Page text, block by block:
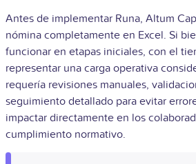
Antes de implementar Runa, Altum
nómina completamente en Excel. Si
funcionar en etapas iniciales, con el
representar una carga operativa
requería revisiones manuales,
seguimiento detallado para evitar
impactar directamente en los
cumplimiento normativo.